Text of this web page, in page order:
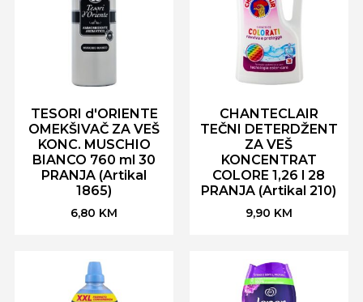
TESORI d'ORIENTE
OMEKŠIVAČ ZA VEŠ
KONC. MUSCHIO
BIANCO 760 ml 30
PRANJA (Artikal
1865)
6,80 KM
CHANTECLAIR
TEČNI DETERDŽENT
ZA VEŠ
KONCENTRAT
COLORE 1,26 l 28
PRANJA (Artikal 210)
9,90 KM